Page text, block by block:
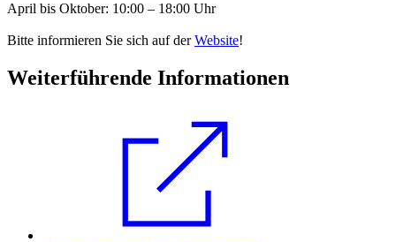
April bis Oktober: 10:00 – 18:00 Uhr
Bitte informieren Sie sich auf derWebsite!
Weiterführende Informationen